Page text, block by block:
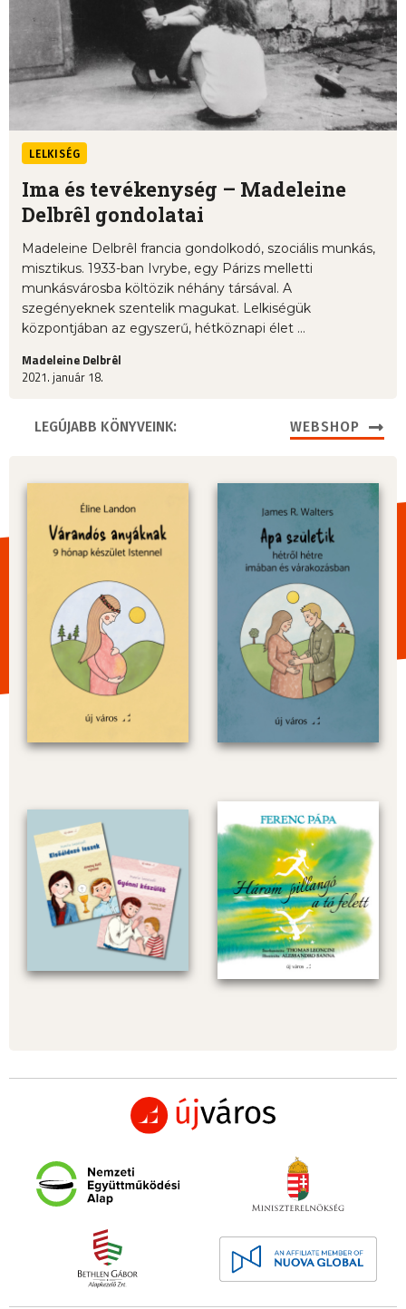
LELKISÉG
Ima és tevékenység – Madeleine
Delbrêl gondolatai
Madeleine Delbrêl francia gondolkodó, szociális munkás,
misztikus. 1933-ban Ivrybe, egy Párizs melletti
munkásvárosba költözik néhány társával. A
szegényeknek szentelik magukat. Lelkiségük
központjában az egyszerű, hétköznapi élet ...
Madeleine Delbrêl
2021. január 18.
LEGÚJABB KÖNYVEINK: WEBSHOP